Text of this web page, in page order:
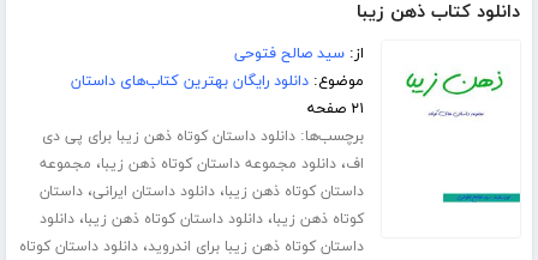
دانلود کتاب ذهن زیبا
از:سید صالح فتوحی
موضوع:دانلود رایگان بهترین کتاب‌های داستان
۲۱ صفحه
برچسب‌ها:دانلود داستان کوتاه ذهن زیبا برای پی دی
اف،دانلود مجموعه داستان کوتاه ذهن زیبا، مجموعه
داستان کوتاه ذهن زیبا،دانلود داستان ایرانی،داستان
کوتاه ذهن زیبا،دانلود داستان کوتاه ذهن زیبا،دانلود
داستان کوتاه ذهن زیبا برای اندروید،دانلود داستان کوتاه